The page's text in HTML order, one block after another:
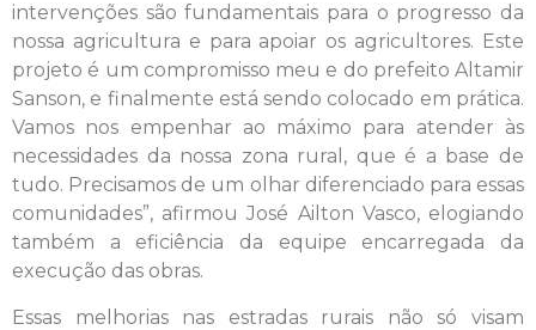
intervenções são fundamentais para o progresso da
nossa agricultura e para apoiar os agricultores. Este
projeto é um compromisso meu e do prefeito Altamir
Sanson, e finalmente está sendo colocado em prática.
Vamos nos empenhar ao máximo para atender às
necessidades da nossa zona rural, que é a base de
tudo. Precisamos de um olhar diferenciado para essas
comunidades”, afirmou José Ailton Vasco, elogiando
também a eficiência da equipe encarregada da
execução das obras.
Essas melhorias nas estradas rurais não só visam